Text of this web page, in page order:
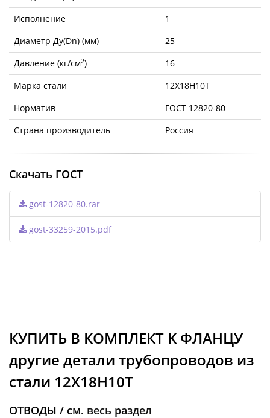
Исполнение
1
Диаметр Ду(Dn) (мм)
25
Давление (кг/см2)
16
Марка стали
12Х18Н10Т
Норматив
ГОСТ 12820-80
Страна производитель
Россия
Скачать ГОСТ
gost-12820-80.rar
gost-33259-2015.pdf
КУПИТЬ В КОМПЛЕКТ K ФЛАНЦУ
другие детали трубопроводов из
стали 12Х18Н10Т
ОТВОДЫ / см. весь раздел